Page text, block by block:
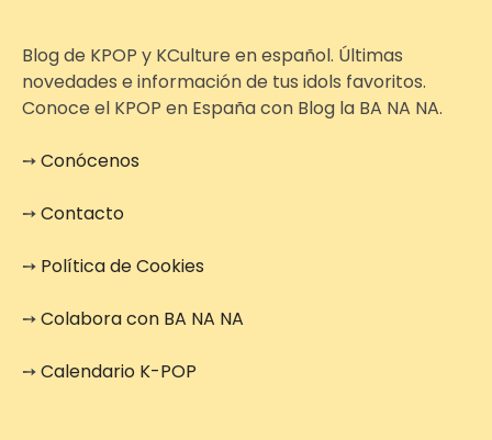
Blog de KPOP y KCulture en español. Últimas
novedades e información de tus idols favoritos.
Conoce el KPOP en España con Blog la BA NA NA.
➙Conócenos
➙Contacto
➙ Política de Cookies
➙Colabora con BA NA NA
➙Calendario K-POP